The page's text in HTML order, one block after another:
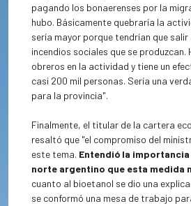
pagando los bonaerenses por la
hubo. Básicamente quebraría la
sería mayor porque tendrían que
incendios sociales que se produzcan.
obreros en la actividad y tiene un
casi 200 mil personas. Sería una
para la provincia".
Finalmente, el titular de la cartera
resaltó que "el compromiso del
este tema. Entendió la
norte argentino que esta medida
cuanto al bioetanol se dio una
se conformó una mesa de trabajo